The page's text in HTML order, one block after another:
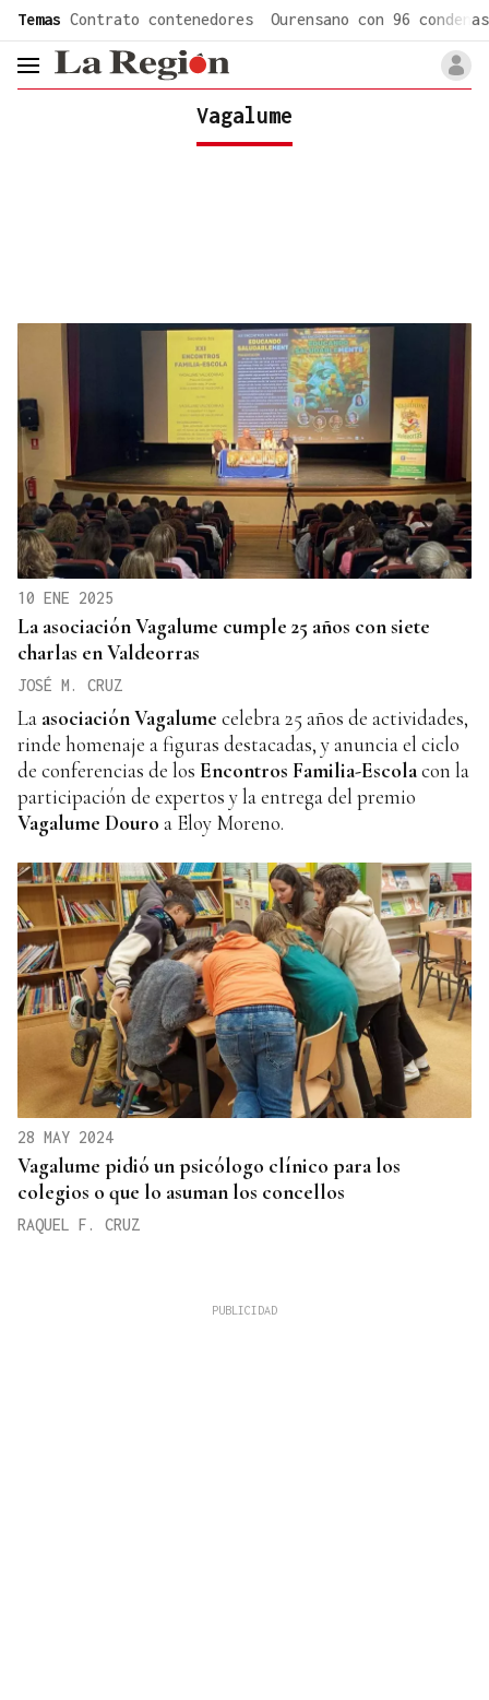
Temas Contrato contenedores Ourensano con 96 condenas
header.menu.open
Vagalume
10 ENE 2025
La asociación Vagalume cumple 25 años con siete
charlas en Valdeorras
JOSÉ M. CRUZ
La asociación Vagalume celebra 25 años de actividades,
rinde homenaje a figuras destacadas, y anuncia el ciclo
de conferencias de los Encontros Familia-Escolacon la
participación de expertos y la entrega del premio
Vagalume Douro a Eloy Moreno.
28 MAY 2024
Vagalume pidió un psicólogo clínico para los
colegios o que lo asuman los concellos
RAQUEL F. CRUZ